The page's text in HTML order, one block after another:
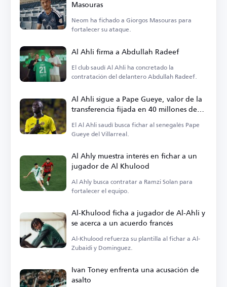
Masouras
Neom ha fichado a Giorgos Masouras para
fortalecer su ataque.
Al Ahli firma a Abdullah Radeef
El club saudí Al Ahli ha concretado la
contratación del delantero Abdullah Radeef.
Al Ahli sigue a Pape Gueye, valor de la
transferencia fijada en 40 millones de
euros
El Al Ahli saudí busca fichar al senegalés Pape
Gueye del Villarreal.
Al Ahly muestra interés en fichar a un
jugador de Al Khulood
Al Ahly busca contratar a Ramzi Solan para
fortalecer el equipo.
Al-Khulood ficha a jugador de Al-Ahli y
se acerca a un acuerdo francés
Al-Khulood refuerza su plantilla al fichar a Al-
Zubaidi y Dominguez.
Ivan Toney enfrenta una acusación de
asalto